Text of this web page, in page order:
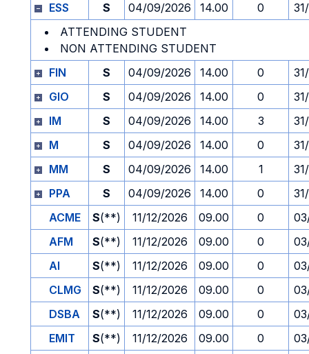
ESS
S 04/09/2026 14.00 0
ATTENDING STUDENT
NON ATTENDING STUDENT
FIN
S 04/09/2026 14.00 0
GIO
S 04/09/2026 14.00 0
IM
S 04/09/2026 14.00 3
M
S 04/09/2026 14.00 0
MM
S 04/09/2026 14.00 1
PPA
S 04/09/2026 14.00 0
ACME
S(**) 11/12/2026 09.00 0
AFM
S(**) 11/12/2026 09.00 0
AI
S(**) 11/12/2026 09.00 0
CLMG
S(**) 11/12/2026 09.00 0
DSBA
S(**) 11/12/2026 09.00 0
EMIT
S(**) 11/12/2026 09.00 0